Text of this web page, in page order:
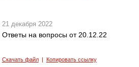
21 декабря 2022
Ответы на вопросы от 20.12.22
Скачать файл| Копировать ссылку